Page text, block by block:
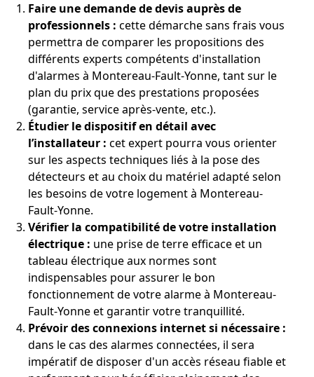
Faire une demande de devis auprès de
professionnels : cette démarche sans frais vous
permettra de comparer les propositions des
différents experts compétents d'installation
d'alarmes à Montereau-Fault-Yonne, tant sur le
plan du prix que des prestations proposées
(garantie, service après-vente, etc.).
Étudier le dispositif en détail avec
l’installateur : cet expert pourra vous orienter
sur les aspects techniques liés à la pose des
détecteurs et au choix du matériel adapté selon
les besoins de votre logement à Montereau-
Fault-Yonne.
Vérifier la compatibilité de votre installation
électrique : une prise de terre efficace et un
tableau électrique aux normes sont
indispensables pour assurer le bon
fonctionnement de votre alarme à Montereau-
Fault-Yonne et garantir votre tranquillité.
Prévoir des connexions internet si nécessaire :
dans le cas des alarmes connectées, il sera
impératif de disposer d'un accès réseau fiable et